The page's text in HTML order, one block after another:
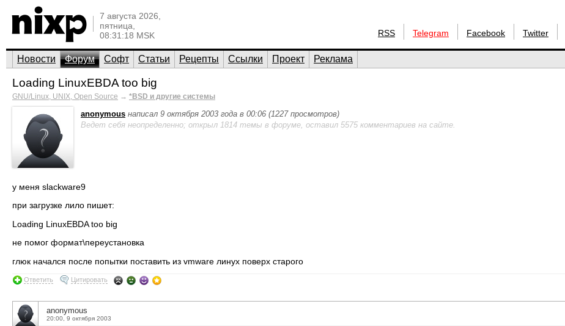
7 августа 2026,
пятница,
08:31:18 MSK
RSS Telegram Facebook Twitter
Новости Форум Софт Статьи Рецепты Ссылки Проект Реклама
Loading LinuxEBDA too big
GNU/Linux, UNIX, Open Source → *BSD и другие системы
anonymous написал 9 октября 2003 года в 00:06 (1227 просмотров)
Ведет себя неопределенно; открыл 1814 темы в форуме, оставил 5575 комментариев на сайте.
у меня slackware9
при загрузке лило пишет:
Loading LinuxEBDA too big
не помог формат\переустановка
глюк начался после попытки поставить из vmware линух поверх старого
Ответить Цитировать
anonymous
20:00, 9 октября 2003